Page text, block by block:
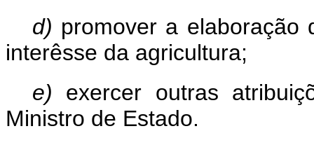
d) promover a elaboração
interêsse da agricultura;
e) exercer outras
Ministro de Estado.